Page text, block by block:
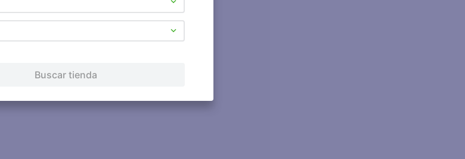
Buscar tienda